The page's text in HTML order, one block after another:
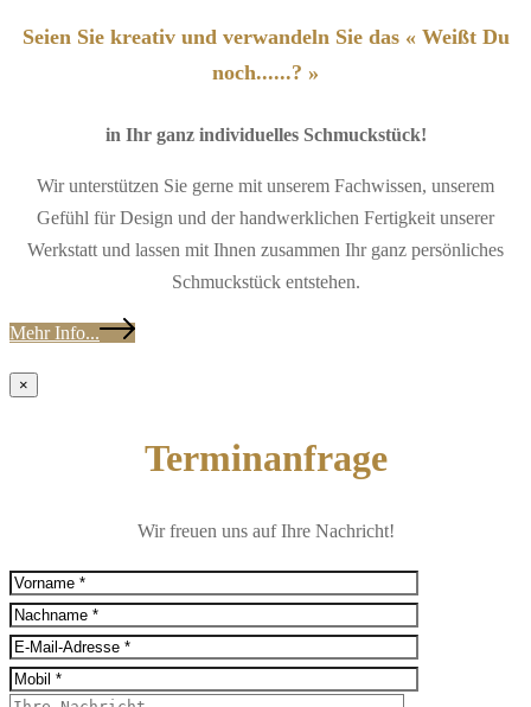
Seien Sie kreativ und verwandeln Sie das « Weißt Du
noch......? »
in Ihr ganz individuelles Schmuckstück!
Wir unterstützen Sie gerne mit unserem Fachwissen, unserem
Gefühl für Design und der handwerklichen Fertigkeit unserer
Werkstatt und lassen mit Ihnen zusammen Ihr ganz persönliches
Schmuckstück entstehen.
Mehr Info...
×
Terminanfrage
Wir freuen uns auf Ihre Nachricht!